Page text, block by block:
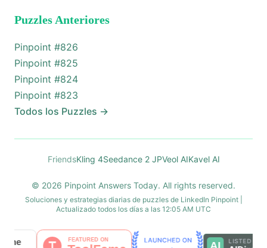
Puzzles Anteriores
Pinpoint #826
Pinpoint #825
Pinpoint #824
Pinpoint #823
Todos los Puzzles →
FriendsKling 4Seedance 2 JPVeol AIKavel AI
© 2026 Pinpoint Answers Today. All rights reserved.
Soluciones y estrategias diarias de puzzles de LinkedIn Pinpoint |
Actualizado todos los días a las 12:05 AM UTC